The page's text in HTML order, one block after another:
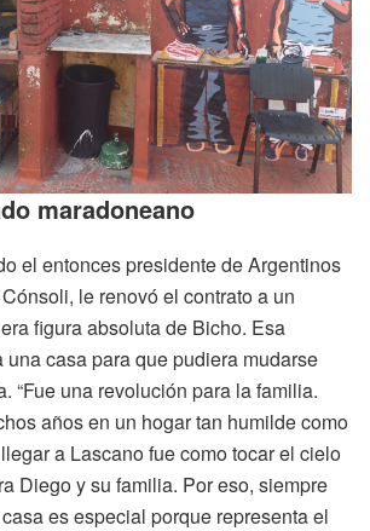
maradoneano
el entonces presidente de Argentinos
le renovó el contrato a un
figura absoluta de Bicho. Esa
casa para que pudiera mudarse
“Fue una revolución para la familia.
años en un hogar tan humilde como
a Lascano fue como tocar el cielo
Diego y su familia. Por eso, siempre
es especial porque representa el